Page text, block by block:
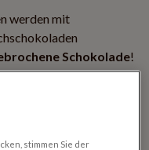
werden mit
Schokolade!
SchokoladeundXXL
stimmen Sie der